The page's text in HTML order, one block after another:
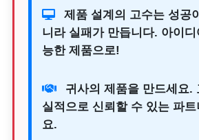
제품 설계의 고수는 성공
니라 실패가 만듭니다. 아이
능한 제품으로!
귀사의 제품을 만드세요.
실적으로 신뢰할 수 있는 파트
요.